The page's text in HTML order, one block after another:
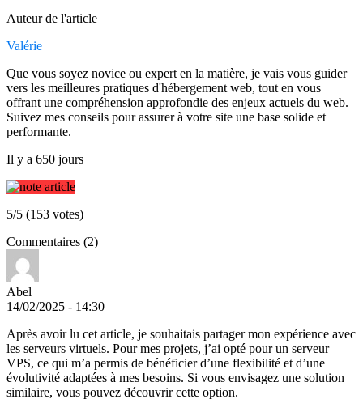
Auteur de l'article
Valérie
Que vous soyez novice ou expert en la matière, je vais vous guider
vers les meilleures pratiques d'hébergement web, tout en vous
offrant une compréhension approfondie des enjeux actuels du web.
Suivez mes conseils pour assurer à votre site une base solide et
performante.
Il y a 650 jours
5/5 (153 votes)
Commentaires (2)
Abel
14/02/2025 - 14:30
Après avoir lu cet article, je souhaitais partager mon expérience avec
les serveurs virtuels. Pour mes projets, j’ai opté pour un serveur
VPS, ce qui m’a permis de bénéficier d’une flexibilité et d’une
évolutivité adaptées à mes besoins. Si vous envisagez une solution
similaire, vous pouvez découvrir cette option.